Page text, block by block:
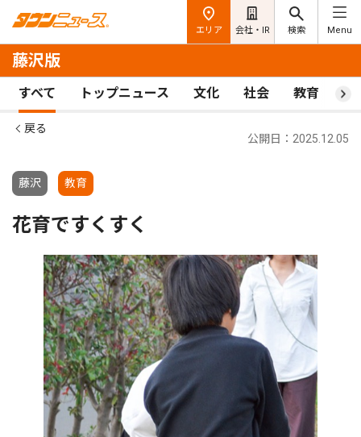
エリア 会社・IR 検索 Menu
藤沢版
すべて トップニュース 文化 社会 教育 ス
戻る
藤沢 教育
公開日：2025.12.05
花育ですくすく